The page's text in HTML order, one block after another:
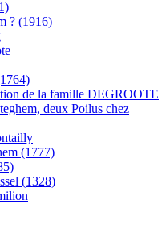
? (1916)
de la famille DEGROOTE
deux Poilus chez
(1777)
(1328)